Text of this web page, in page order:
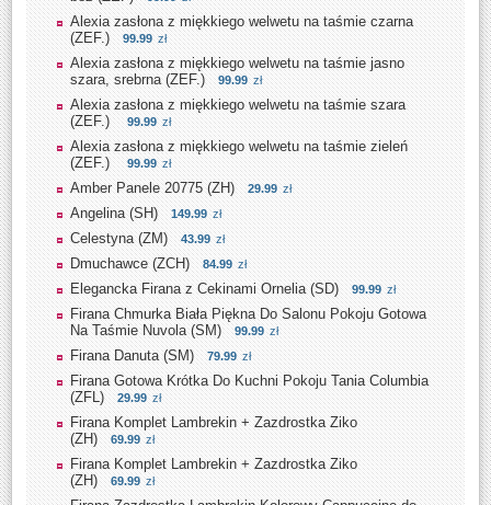
Alexia zasłona z miękkiego welwetu na taśmie czarna
(ZEF.)
99.99 zł
Alexia zasłona z miękkiego welwetu na taśmie jasno
szara, srebrna (ZEF.)
99.99 zł
Alexia zasłona z miękkiego welwetu na taśmie szara
(ZEF.)
99.99 zł
Alexia zasłona z miękkiego welwetu na taśmie zieleń
(ZEF.)
99.99 zł
Amber Panele 20775 (ZH) 29.99 zł
Angelina (SH) 149.99 zł
Celestyna (ZM) 43.99 zł
Dmuchawce (ZCH) 84.99 zł
Elegancka Firana z Cekinami Ornelia (SD) 99.99 zł
Firana Chmurka Biała Piękna Do Salonu Pokoju Gotowa
Na Taśmie Nuvola (SM)
99.99 zł
Firana Danuta (SM) 79.99 zł
Firana Gotowa Krótka Do Kuchni Pokoju Tania Columbia
(ZFL)
29.99 zł
Firana Komplet Lambrekin + Zazdrostka Ziko
(ZH)
69.99 zł
Firana Komplet Lambrekin + Zazdrostka Ziko
(ZH)
69.99 zł